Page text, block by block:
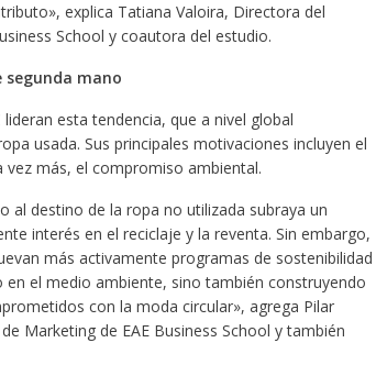
explica Tatiana Valoira, Directora del
School y coautora del estudio.
mano
esta tendencia, que a nivel global
usada. Sus principales motivaciones incluyen el
más, el compromiso ambiental.
al destino de la ropa no utilizada subraya un
interés en el reciclaje y la reventa. Sin embargo,
más activamente programas de sostenibilidad
el medio ambiente, sino también construyendo
con la moda circular», agrega Pilar
Marketing de EAE Business School y también